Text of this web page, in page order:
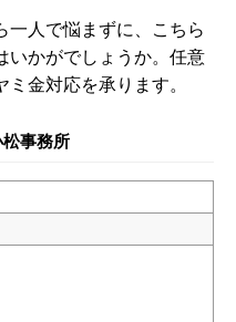
一人で悩まずに、こちら
いかがでしょうか。任意
金対応を承ります。
事務所